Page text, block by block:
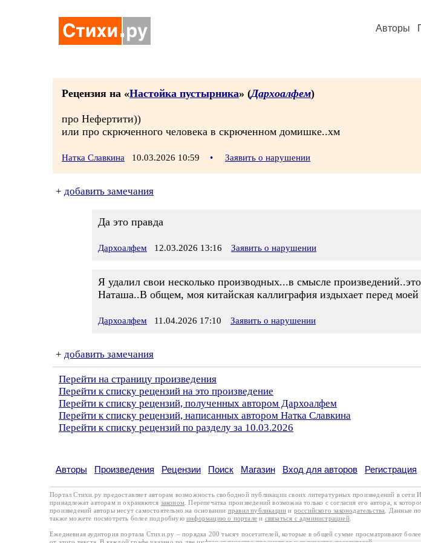
Авторы
Рецензия на «Настойка пустырника» (Дархоалфем)
про Нефертити))
или про скрюченного человека в скрюченном домишке..хм
Натка Славкина 10.03.2026 10:59 • Заявить о нарушении
+ добавить замечания
Да это правда
Дархоалфем 12.03.2026 13:16 Заявить о нарушении
Я удалил свои несколько производных...в смысле
Наташа..В общем, моя китайская каллиграфия издыхает перед
Дархоалфем 11.04.2026 17:10 Заявить о нарушении
+ добавить замечания
Перейти на страницу произведения
Перейти к списку рецензий на это произведение
Перейти к списку рецензий, полученных автором Дархоалфем
Перейти к списку рецензий, написанных автором Натка Славкина
Перейти к списку рецензий по разделу за 10.03.2026
Авторы Произведения Рецензии Поиск Магазин Вход для авторов Регистрация
Портал Стихи.ру предоставляет авторам возможность свободной публикации своих литературных произведений в сети
принадлежат авторам и охраняются законом . Перепечатка произведений возможна только с согласия его автора, к
произведений авторы несут самостоятельно на основании правил публикации и российского законодательства . Данные
также можете посмотреть более подробную информацию о портале и связаться с администрацией.
Ежедневная аудитория портала Стихи.ру – порядка 200 тысяч посетителей, которые в общей сумме просматривают